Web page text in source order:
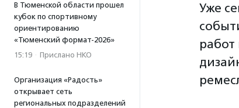
В Тюменской области прошел
кубок по спортивному
ориентированию
«Тюменский формат-2026»
15:19 · Прислано НКО
Организация «Радость»
открывает сеть
региональных подразделений
Уже